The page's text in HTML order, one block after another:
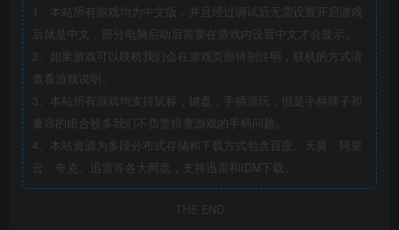
1、本站所有游戏均为中文版，并且经过调试后无需设置开启游戏
后就是中文，部分电脑启动后需要在游戏内设置中文才会显示。
2、如果游戏可以联机我们会在游戏页面特别注明，联机的方式请
查看游戏说明。
3、本站所有游戏均支持鼠标，键盘，手柄游玩，但是手柄牌子和
兼容的组合较多我们不负责排查游戏的手柄问题。
4、本站资源为多段分布式存储和下载方式包含百度、天翼、阿里
云、夸克、迅雷等各大网盘，支持迅雷和IDM下载。
THE END